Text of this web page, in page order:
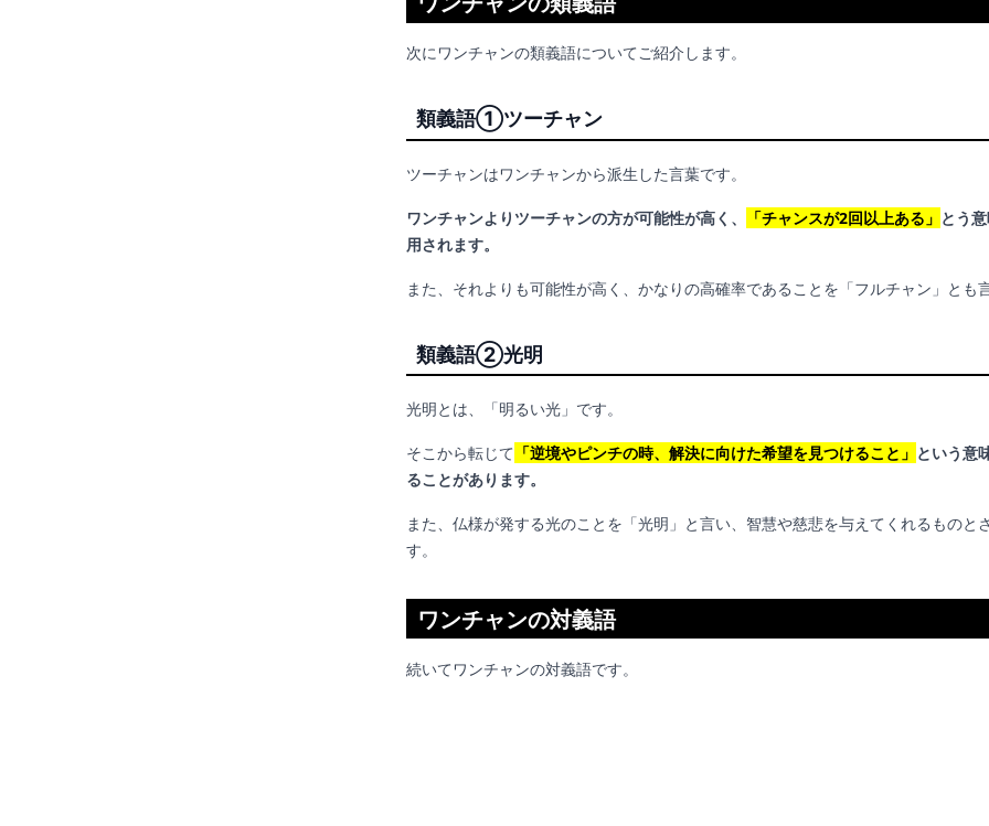
次にワンチャンの類義語についてご紹介します。
類義語①ツーチャン
ツーチャンはワンチャンから派生した言葉です。
ワンチャンよりツーチャンの方が可能性が高く、 「チャンスが2回以上ある」 とう
用されます。
また、それよりも可能性が高く、かなりの高確率であることを「フルチャン」とも言
類義語②光明
光明とは、「明るい光」です。
そこから転じて 「逆境やピンチの時、解決に向けた希望を見つけること」 という意
ることがあります。
また、仏様が発する光のことを「光明」と言い、智慧や慈悲を与えてくれるものと
す。
ワンチャンの対義語
続いてワンチャンの対義語です。